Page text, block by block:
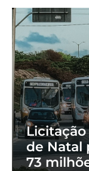
de Natal
73